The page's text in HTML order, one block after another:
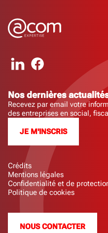
Crédits
Mentions légales
Confidentialité et de
Politique de cookies
NOUS CONTACTER
Nos dernières
Recevez par email votre
des entreprises en social,
JE M'INSCRIS